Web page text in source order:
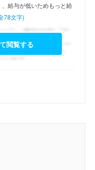
給与が低いためもっと給
78文字)
閲覧する